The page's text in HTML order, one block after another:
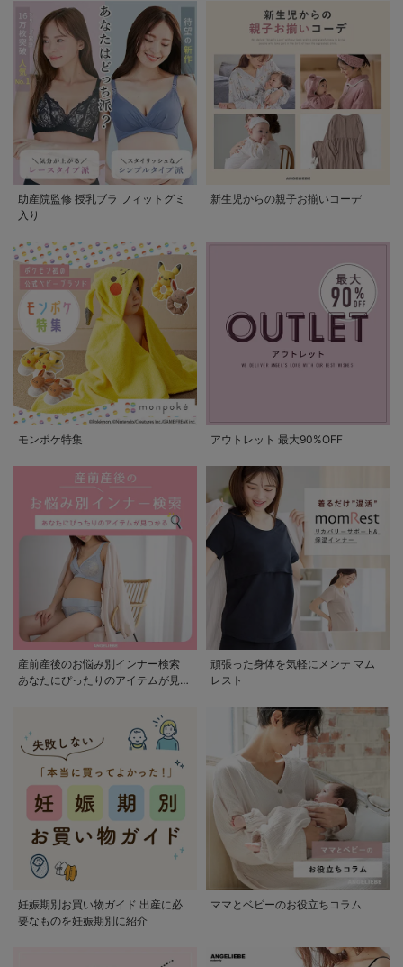
助産院監修 授乳ブラ フィットグミ
入り
新生児からの親子お揃いコーデ
モンポケ特集 アウトレット 最大90%OFF
産前産後のお悩み別インナー検索
あなたにぴったりのアイテムが見つ
頑張った身体を気軽にメンテ マム
レスト
妊娠期別お買い物ガイド 出産に必
要なものを妊娠期別に紹介
ママとベビーのお役立ちコラム